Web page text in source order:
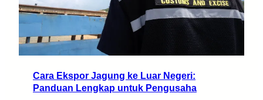
Cara Ekspor Jagung ke Luar Negeri:
Panduan Lengkap untuk Pengusaha